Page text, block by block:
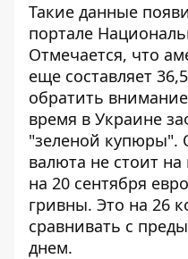
Такие данные
портале
Отмечается, что
еще составляет
обратить
время в Украине
"зеленой купюры".
валюта не стоит
на 20 сентября
гривны. Это на 26
сравнивать с
днем.